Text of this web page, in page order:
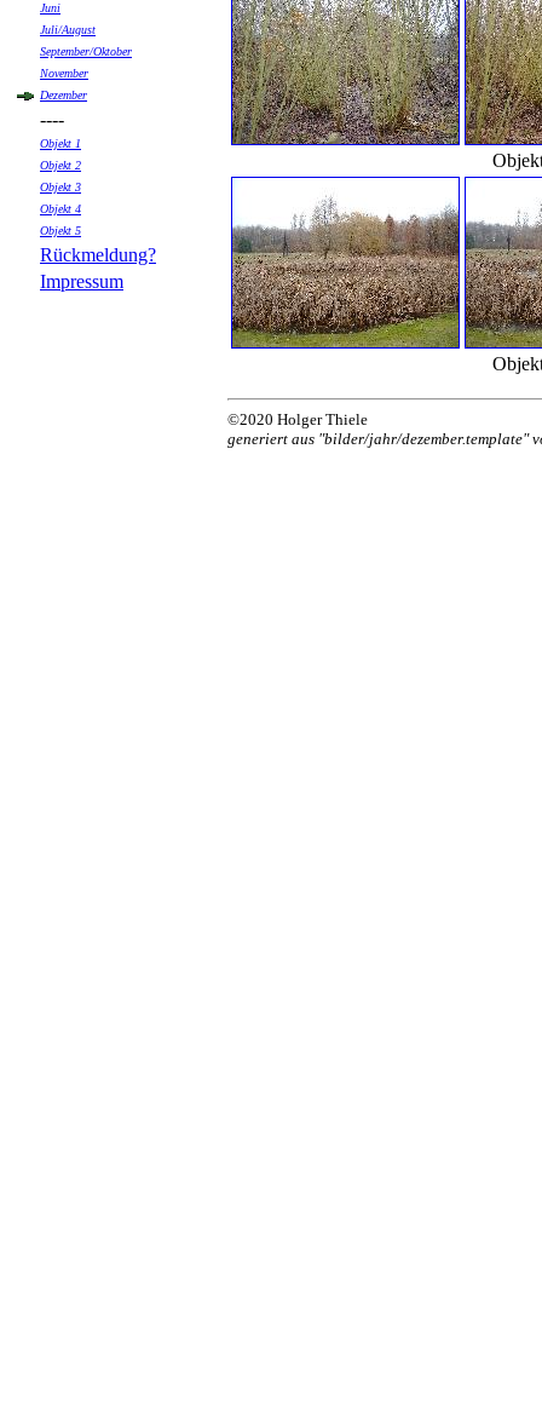
Juni
Juli/August
September/Oktober
November
Dezember
----
Objekt 1
Objekt 2
Objekt 3
Objekt 4
Objekt 5
Rückmeldung?
Impressum
©2020 Holger Thiele
generiert aus "bilder/jahr/dezember.template"